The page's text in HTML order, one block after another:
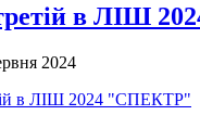
в ЛІШ
2024
в ЛІШ 2024 "СПЕКТР"